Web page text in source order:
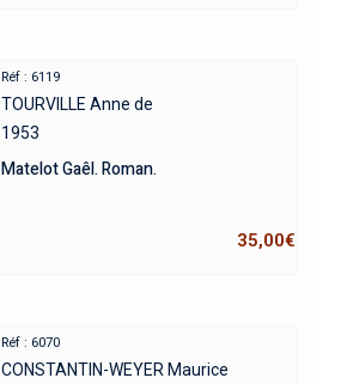
Réf : 6119
TOURVILLE Anne de
1953
Matelot Gaêl. Roman.
35,00€
Réf : 6070
CONSTANTIN-WEYER Maurice